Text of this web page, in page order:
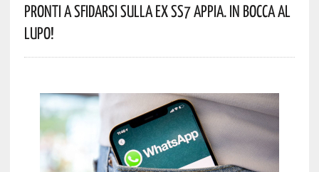
Pronti A Sfidarsi Sulla Ex SS7 Appia. In Bocca Al
Lupo!